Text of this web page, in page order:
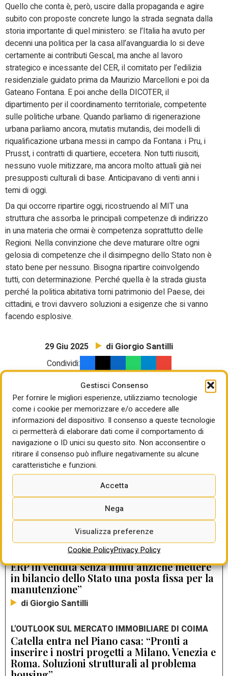
Gestisci Consenso
Per fornire le migliori esperienze, utilizziamo tecnologie
come i cookie per memorizzare e/o accedere alle
informazioni del dispositivo. Il consenso a queste tecnologie
ci permetterà di elaborare dati come il comportamento di
navigazione o ID unici su questo sito. Non acconsentire o
ritirare il consenso può influire negativamente su alcune
caratteristiche e funzioni.
Accetta
Nega
Visualizza preferenze
Cookie PolicyPrivacy Policy
Quello che conta è, però, uscire dalla propaganda e agire
subito con proposte concrete lungo la strada segnata dalla
storia importante di quel ministero: se l’Italia ha avuto per
decenni una politica per la casa all’avanguardia lo si deve
certamente ai contributi Gescal, ma anche al lavoro
strategico e incessante del CER, il comitato per l’edilizia
residenziale guidato prima da Maurizio Marcelloni e poi da
Gateano Fontana. E poi anche della DICOTER, il
dipartimento per il coordinamento territoriale, competente
sulle politiche urbane. Quando parliamo di rigenerazione
urbana parliamo ancora, mutatis mutandis, dei modelli di
riqualificazione urbana messi in campo da Fontana: i Pru, i
Prusst, i contratti di quartiere, eccetera. Non tutti riusciti,
nessuno vuole mitizzare, ma ancora molto attuali già nei
presupposti culturali di base. Anticipavano di venti anni i
temi di oggi.
Da qui occorre ripartire oggi, ricostruendo al MIT una
struttura che assorba le principali competenze di indirizzo
in una materia che ormai è competenza soprattutto delle
Regioni. Nella convinzione che deve maturare oltre ogni
gelosia di competenze che il disimpegno dello Stato non è
stato bene per nessuno. Bisogna ripartire coinvolgendo
tutti, con determinazione. Perché quella è la strada giusta
perché la politica abitativa torni patrimonio del Paese, dei
cittadini, e trovi davvero soluzioni a esigenze che si vanno
facendo esplosive.
29 Giu 2025 di Giorgio Santilli
Condividi:
LEGGI ANCHE
L'INTERVISTA
De Luca (Forum Disuguaglianze): “Il Piano
casa non risolve ma aggrava le cause
strutturali della crisi abitativa. Patrimonio
ERP in vendita senza limiti anziché mettere
in bilancio dello Stato una posta fissa per la
manutenzione”
di Giorgio Santilli
L'OUTLOOK SUL MERCATO IMMOBILIARE DI COIMA
Catella entra nel Piano casa: “Pronti a
inserire i nostri progetti a Milano, Venezia e
Roma. Soluzioni strutturali al problema